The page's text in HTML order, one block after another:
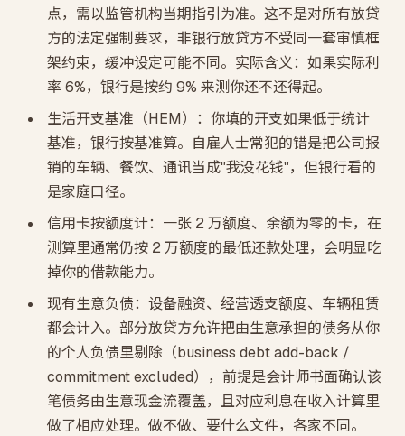
点，需以监管机构当期指引为准。这不是对所有放贷
方的法定强制要求，非银行放贷方不受同一套审慎框
架约束，缓冲设定可能不同。实际含义：如果实际利
率 6%，银行是按约 9% 来测你还不还得起。
生活开支基准（HEM）：你填的开支如果低于统计
基准，银行按基准算。自雇人士常犯的错是把公司报
销的车辆、餐饮、通讯当成"我没花钱"，但银行看的
是家庭口径。
信用卡按额度计：一张 2 万额度、余额为零的卡，在
测算里通常仍按 2 万额度的最低还款处理，会明显吃
掉你的借款能力。
现有生意负债：设备融资、经营透支额度、车辆租赁
都会计入。部分放贷方允许把由生意承担的债务从你
的个人负债里剔除（business debt add-back /
commitment excluded），前提是会计师书面确认该
笔债务由生意现金流覆盖，且对应利息在收入计算里
做了相应处理。做不做、要什么文件，各家不同。